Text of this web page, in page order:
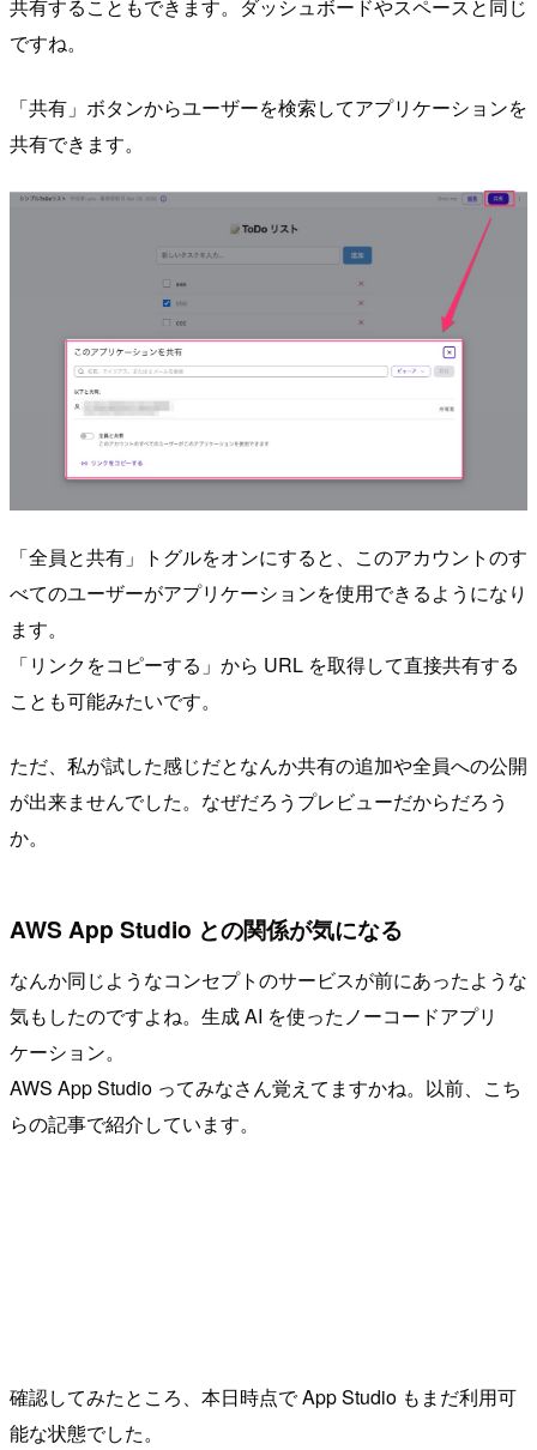
共有することもできます。ダッシュボードやスペースと同じ
ですね。
「共有」ボタンからユーザーを検索してアプリケーションを
共有できます。
「全員と共有」トグルをオンにすると、このアカウントのす
べてのユーザーがアプリケーションを使用できるようになり
ます。
「リンクをコピーする」から URL を取得して直接共有する
ことも可能みたいです。
ただ、私が試した感じだとなんか共有の追加や全員への公開
が出来ませんでした。なぜだろうプレビューだからだろう
か。
AWS App Studio との関係が気になる
なんか同じようなコンセプトのサービスが前にあったような
気もしたのですよね。生成 AI を使ったノーコードアプリ
ケーション。
AWS App Studio ってみなさん覚えてますかね。以前、こち
らの記事で紹介しています。
確認してみたところ、本日時点で App Studio もまだ利用可
能な状態でした。